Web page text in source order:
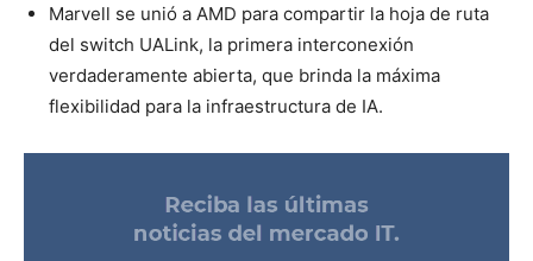
Marvell se unió a AMD para compartir la hoja de ruta
del switch UALink, la primera interconexión
verdaderamente abierta, que brinda la máxima
flexibilidad para la infraestructura de IA.